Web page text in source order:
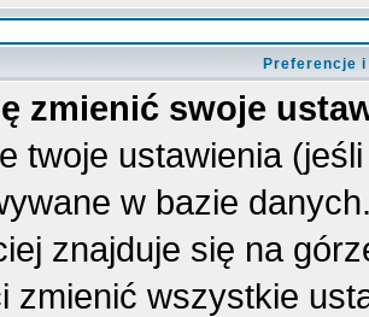
Preferencje
zmienić swoje
twoje ustawienia
w bazie
znajduje się na
zmienić wszystkie